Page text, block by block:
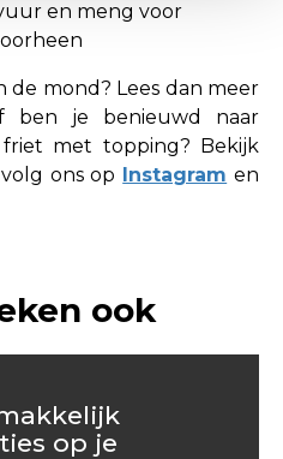
en meng voor
de mond? Lees dan meer
ben je benieuwd naar
met topping? Bekijk
ons op Instagram en
ook
op je